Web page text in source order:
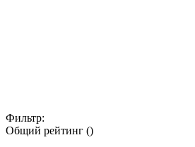
Фильтр:
Общий рейтинг ()